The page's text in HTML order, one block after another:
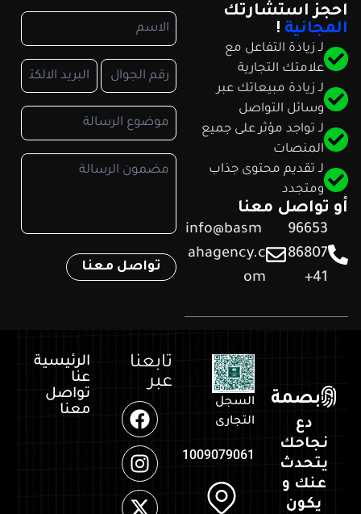
احجز استشارتك
المجانية !​
لـ زيادة التفاعل مع
علامتك التجارية
لـ زيادة مبيعاتك عبر
وسائل التواصل
لـ تواجد مؤثر على جميع
المنصات
لـ تقديم محتوى جذاب
ومتجدد
أو تواصل معنا
96653
86807
41+
info@basm
ahagency.c
om
بصمة
دع
نجاحك
يتحدث
عنك و
يكون
الرئيسية
عنا
تواصل
معنا
تابعنا
عبر
السجل
التجارى
1009079061